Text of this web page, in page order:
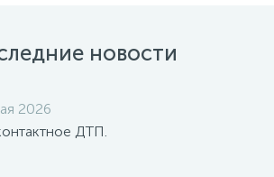
новости
2026
ДТП.